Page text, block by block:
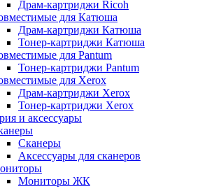
Драм-картриджи Ricoh
для Катюша
Драм-картриджи Катюша
Тонер-картриджи Катюша
для Pantum
Тонер-картриджи Pantum
для Xerox
Драм-картриджи Xerox
Тонер-картриджи Xerox
и аксессуары
Сканеры
Аксессуары для сканеров
Мониторы ЖК